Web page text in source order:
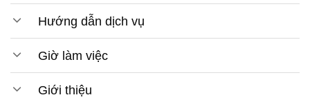
Hướng dẫn dịch vụ
Giờ làm việc
Giới thiệu